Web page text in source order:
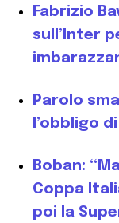
Fabrizio
sull’Inter
Parolo
l’obbligo
Boban:
Coppa
poi la